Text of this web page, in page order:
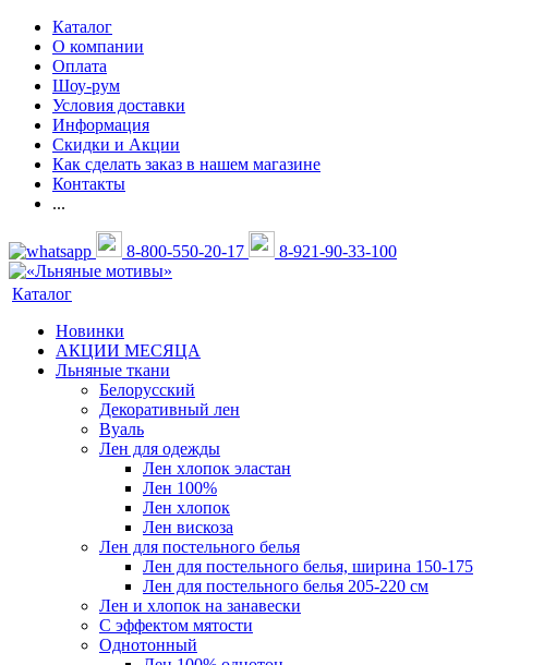
Каталог
О компании
Оплата
Шоу-рум
Условия доставки
Информация
Скидки и Акции
Как сделать заказ в нашем магазине
Контакты
...
8-800-550-20-17 8-921-90-33-100
Каталог
Новинки
АКЦИИ МЕСЯЦА
Льняные ткани
Белорусский
Декоративный лен
Вуаль
Лен для одежды
Лен хлопок эластан
Лен 100%
Лен хлопок
Лен вискоза
Лен для постельного белья
Лен для постельного белья, ширина 150-175
Лен для постельного белья 205-220 см
Лен и хлопок на занавески
С эффектом мятости
Однотонный